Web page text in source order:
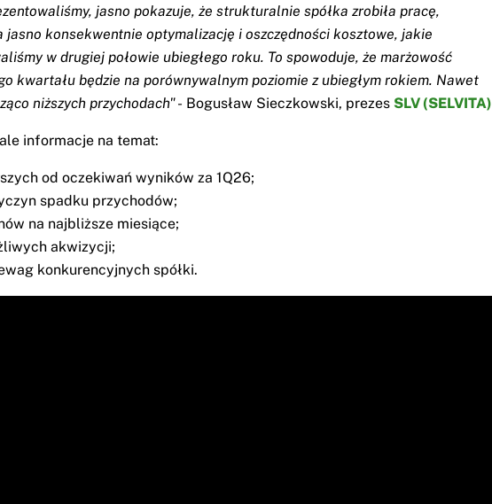
jasno pokazuje, że strukturalnie spółka zrobiła pracę,
jasno konsekwentnie optymalizację i oszczędności kosztowe, jakie
w drugiej połowie ubiegłego roku. To spowoduje, że marżowość
kwartału będzie na porównywalnym poziomie z ubiegłym rokiem. Nawet
niższych przychodach"- Bogusław Sieczkowski, prezes SLV (SELVITA)
informacje na temat:
od oczekiwań wyników za 1Q26;
spadku przychodów;
na najbliższe miesiące;
akwizycji;
konkurencyjnych spółki.